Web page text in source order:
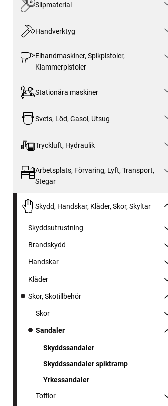
Slipmaterial
Handverktyg
Elhandmaskiner, Spikpistoler,
Klammerpistoler
Stationära maskiner
Svets, Löd, Gasol, Utsug
Tryckluft, Hydraulik
Arbetsplats, Förvaring, Lyft, Transport,
Stegar
Skydd, Handskar, Kläder, Skor, Skyltar
Skyddsutrustning
Brandskydd
Handskar
Kläder
Skor, Skotillbehör
Skor
Sandaler
Skyddssandaler
Skyddssandaler spiktramp
Yrkessandaler
Tofflor